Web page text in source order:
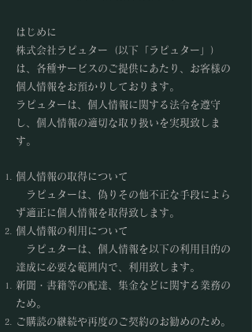
はじめに
株式会社ラピュター（以下「ラピュター」）
は、各種サービスのご提供にあたり、お客様の
個人情報をお預かりしております。
ラピュターは、個人情報に関する法令を遵守
し、個人情報の適切な取り扱いを実現致しま
す。
個人情報の取得について
ラピュターは、偽りその他不正な手段によら
ず適正に個人情報を取得致します。
個人情報の利用について
ラピュターは、個人情報を以下の利用目的の
達成に必要な範囲内で、利用致します。
新聞・書籍等の配達、集金などに関する業務の
ため。
ご購読の継続や再度のご契約のお勧めのため。